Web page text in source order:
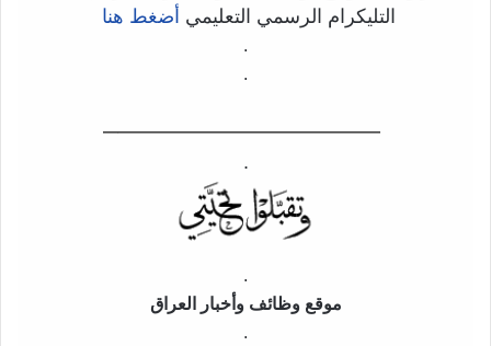
التليكرام الرسمي التعليمي أضغط هنا
.
.
——————————–
.
.
موقع وظائف وأخبار العراق
.